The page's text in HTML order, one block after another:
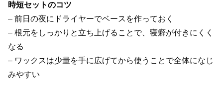
時短セットのコツ
– 前日の夜にドライヤーでベースを作っておく
– 根元をしっかりと立ち上げることで、寝癖が付きにくく
なる
– ワックスは少量を手に広げてから使うことで全体になじ
みやすい